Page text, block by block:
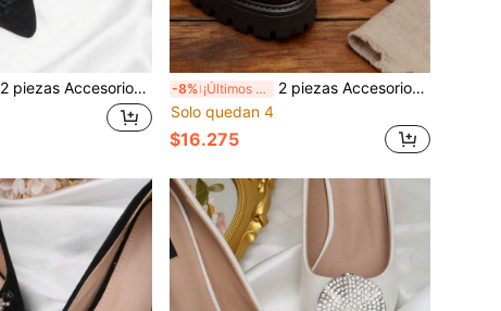
2 piezas Accesorios desmontables DIY para zapatos, decoración de zapatos, combinación de albaricoque, marrón, rosa y negro, forma de flor, hebilla de flor para zapatos de tacón alto, accesorios de zapatos elegantes y de moda, zapatos de tacón alto blancos, nude y albaricoque, sandalias, pantuflas, zapatos de mujer, decoración de zapatos, zapatos de novia, zapatos de boda, zapatos para citas, zapatos para fiestas, zapatos de playa, zapatos de viaje y vacaciones, zapatos para exteriores, decoración -8% ¡Últimos 3 días
2 piezas Accesorios de zapatos DIY con forma de lazo negro desmontables, clips de zapatos estilo Lolita gótico para tacones altos, zapatos Mary Jane, zapatos de mujer, negro y rojo, decoración de zapatos de tacón alto para citas y fiestas
Solo quedan 4
$16.275